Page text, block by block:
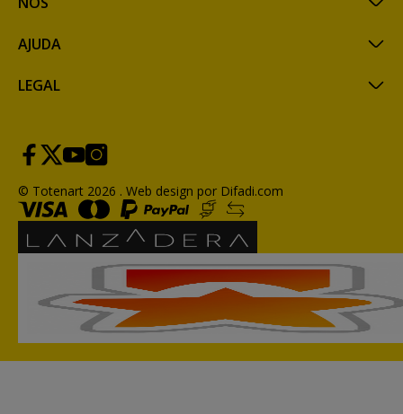
AJUDA
LEGAL
© Totenart 2026 . Web design por Difadi.com